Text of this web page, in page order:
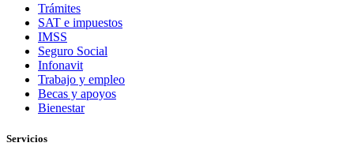
Trámites
SAT e impuestos
IMSS
Seguro Social
Infonavit
Trabajo y empleo
Becas y apoyos
Bienestar
Servicios